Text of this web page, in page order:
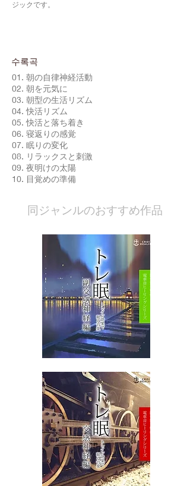
ジックです。
수록곡
01. 朝の自律神経活動
02. 朝を元気に
03. 朝型の生活リズム
04. 快活リズム
05. 快活と落ち着き
06. 寝返りの感覚
07. 眠りの変化
08. リラックスと刺激
09. 夜明けの太陽
10. 目覚めの準備
​同ジャンルのおすすめ作品